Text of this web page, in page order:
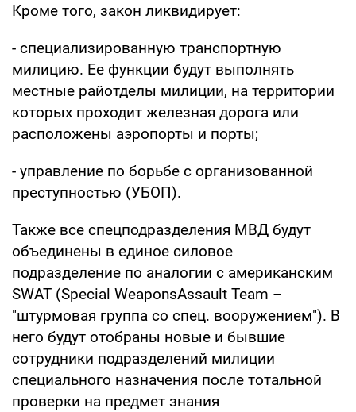
Кроме того, закон ликвидирует:
- специализированную транспортную
милицию. Ее функции будут выполнять
местные райотделы милиции, на территории
которых проходит железная дорога или
расположены аэропорты и порты;
- управление по борьбе с организованной
преступностью (УБОП).
Также все спецподразделения МВД будут
объединены в единое силовое
подразделение по аналогии с американским
SWAT (Special WeaponsAssault Team –
"штурмовая группа со спец. вооружением"). В
него будут отобраны новые и бывшие
сотрудники подразделений милиции
специального назначения после тотальной
проверки на предмет знания